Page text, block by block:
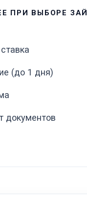
ПРИ ВЫБОРЕ
(до 1 дня)
документов